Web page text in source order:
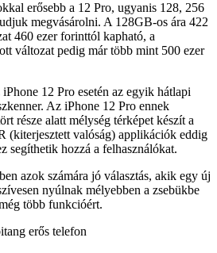
erősebb a 12 Pro, ugyanis 128, 256
megvásárolni. A 128GB-os ára 422
460 ezer forinttól kapható, a
változat pedig már több mint 500 ezer
12 Pro esetén az egyik hátlapi
Az iPhone 12 Pro ennek
része alatt mélység térképet készít a
(kiterjesztett valóság) applikációk eddig
segíthetik hozzá a felhasználókat.
azok számára jó választás, akik egy új
nyúlnak mélyebben a zsebükbe
több funkcióért.